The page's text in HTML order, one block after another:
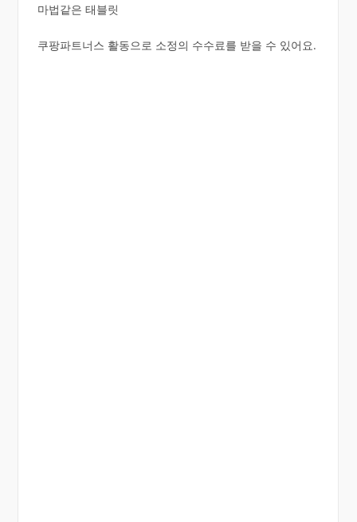
마법같은 태블릿
쿠팡파트너스 활동으로 소정의 수수료를 받을 수 있어요.